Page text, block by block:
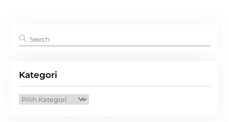
Kategori
Kategori